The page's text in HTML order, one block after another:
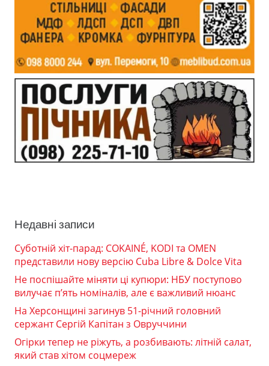
Недавні записи
Суботній хіт-парад: COKAINÉ, KODI та OMEN
представили нову версію Cuba Libre & Dolce Vita
Не поспішайте міняти ці купюри: НБУ поступово
вилучає п’ять номіналів, але є важливий нюанс
На Херсонщині загинув 51-річний головний
сержант Сергій Капітан з Овруччини
Огірки тепер не ріжуть, а розбивають: літній салат,
який став хітом соцмереж